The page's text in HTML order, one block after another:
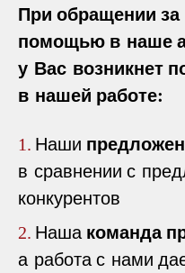
При обращении
помощью в наше
у Вас возникнет
в нашей работе:
1. Наши
в сравнении с
конкурентов
2. Нашакоманда
а работа с нами